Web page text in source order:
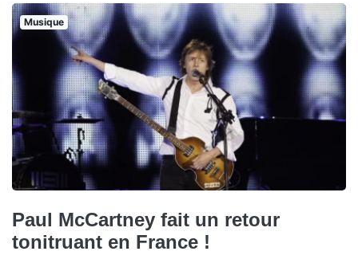
Musique
Paul McCartney fait un retour
tonitruant en France !